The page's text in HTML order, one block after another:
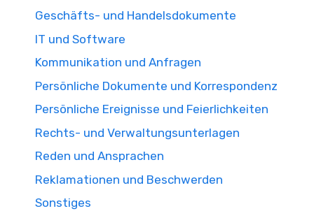
Geschäfts- und Handelsdokumente
IT und Software
Kommunikation und Anfragen
Persönliche Dokumente und Korrespondenz
Persönliche Ereignisse und Feierlichkeiten
Rechts- und Verwaltungsunterlagen
Reden und Ansprachen
Reklamationen und Beschwerden
Sonstiges